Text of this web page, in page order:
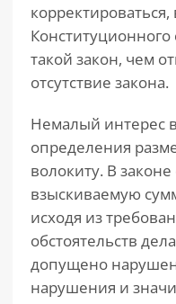
такой закон, чем
отсутствие закона.
Немалый интерес
определения
волокиту. В
взыскиваемую
исходя из
обстоятельств
допущено
нарушения и